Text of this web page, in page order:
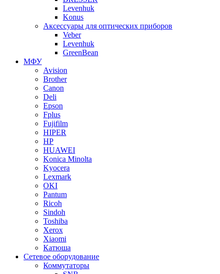
Levenhuk
Konus
Аксессуары для оптических приборов
Veber
Levenhuk
GreenBean
МФУ
Avision
Brother
Canon
Deli
Epson
Fplus
Fujifilm
HIPER
HP
HUAWEI
Konica Minolta
Kyocera
Lexmark
OKI
Pantum
Ricoh
Sindoh
Toshiba
Xerox
Xiaomi
Катюша
Сетевое оборудование
Коммутаторы